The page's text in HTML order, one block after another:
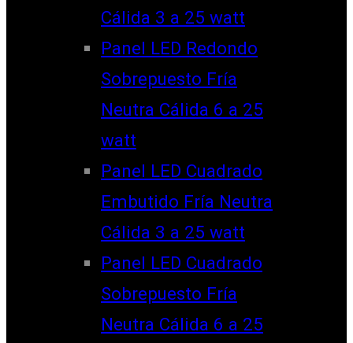
Cálida 3 a 25 watt
Panel LED Redondo
Sobrepuesto Fría
Neutra Cálida 6 a 25
watt
Panel LED Cuadrado
Embutido Fría Neutra
Cálida 3 a 25 watt
Panel LED Cuadrado
Sobrepuesto Fría
Neutra Cálida 6 a 25